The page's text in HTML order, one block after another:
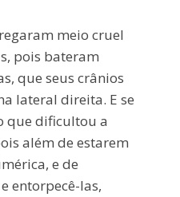
meio cruel
pois bateram
que seus crânios
lateral direita. E se
que dificultou a
além de estarem
e de
entorpecê-las,